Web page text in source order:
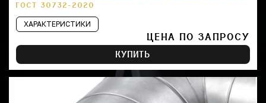
ГОСТ 30732-2020
ХАРАКТЕРИСТИКИ
ЦЕНА ПО ЗАПРОСУ
КУПИТЬ